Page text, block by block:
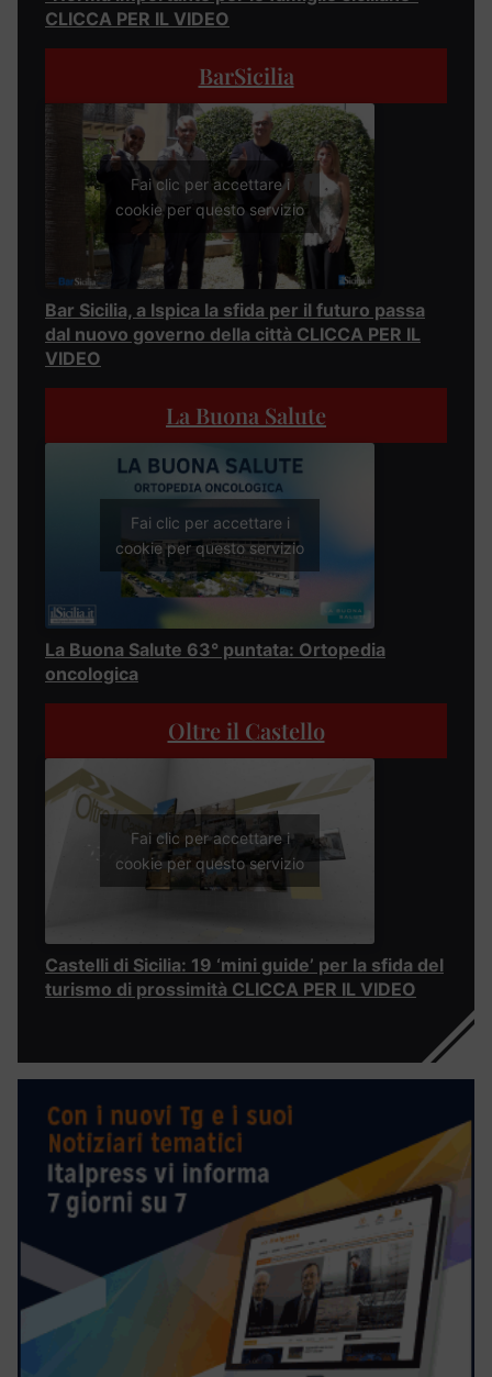
CLICCA PER IL VIDEO
BarSicilia
Fai clic per accettare i
cookie per questo servizio
Bar Sicilia, a Ispica la sfida per il futuro passa
dal nuovo governo della città CLICCA PER IL
VIDEO
La Buona Salute
Fai clic per accettare i
cookie per questo servizio
La Buona Salute 63° puntata: Ortopedia
oncologica
Oltre il Castello
Fai clic per accettare i
cookie per questo servizio
Castelli di Sicilia: 19 ‘mini guide’ per la sfida del
turismo di prossimità CLICCA PER IL VIDEO